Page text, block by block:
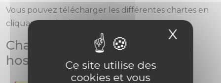
Ce site utilise des
cookies et vous
X
Vous pouvez télécharger les différentes chartes en
cliquant sur les liens ci-dessous :
Charte de la personne
hospitalisée :